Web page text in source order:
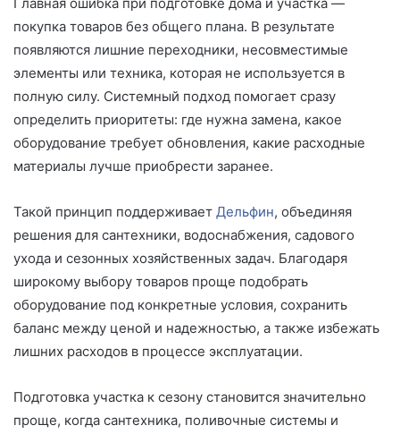
покупка товаров без общего плана. В результате
появляются лишние переходники, несовместимые
элементы или техника, которая не используется в
полную силу. Системный подход помогает сразу
определить приоритеты: где нужна замена, какое
оборудование требует обновления, какие расходные
материалы лучше приобрести заранее.
Такой принцип поддерживает Дельфин, объединяя
решения для сантехники, водоснабжения, садового
ухода и сезонных хозяйственных задач. Благодаря
широкому выбору товаров проще подобрать
оборудование под конкретные условия, сохранить
баланс между ценой и надежностью, а также избежать
лишних расходов в процессе эксплуатации.
Подготовка участка к сезону становится значительно
проще, когда сантехника, поливочные системы и